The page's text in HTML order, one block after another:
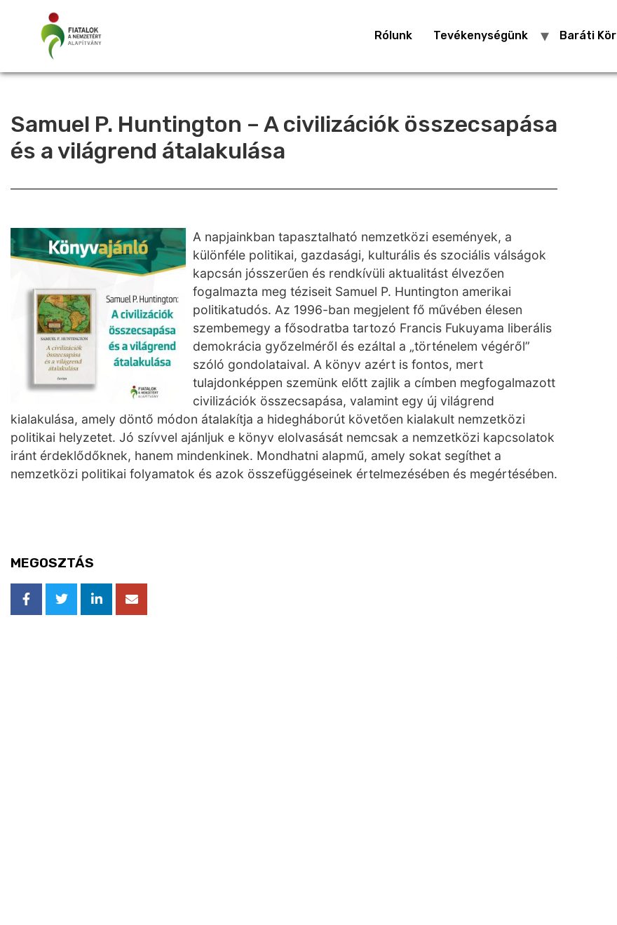
Rólunk Tevékenységünk Baráti Kör
Samuel P. Huntington – A civilizációk összecsapása
és a világrend átalakulása
A napjainkban tapasztalható nemzetközi események, a
különféle politikai, gazdasági, kulturális és szociális válságok
kapcsán jósszerűen és rendkívüli aktualitást élvezően
fogalmazta meg téziseit Samuel P. Huntington amerikai
politikatudós. Az 1996-ban megjelent fő művében élesen
szembemegy a fősodratba tartozó Francis Fukuyama liberális
demokrácia győzelméről és ezáltal a „történelem végéről”
szóló gondolataival. A könyv azért is fontos, mert
tulajdonképpen szemünk előtt zajlik a címben megfogalmazott
civilizációk összecsapása, valamint egy új világrend
kialakulása, amely döntő módon átalakítja a hidegháborút követően kialakult nemzetközi
politikai helyzetet. Jó szívvel ajánljuk e könyv elolvasását nemcsak a nemzetközi kapcsolatok
iránt érdeklődőknek, hanem mindenkinek. Mondhatni alapmű, amely sokat segíthet a
nemzetközi politikai folyamatok és azok összefüggéseinek értelmezésében és megértésében.
MEGOSZTÁS